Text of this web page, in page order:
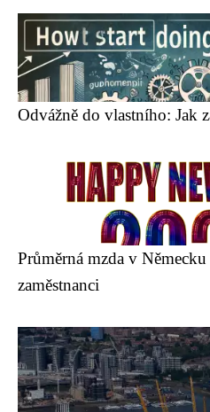
Odvážně do vlastního: Jak
Průměrná mzda v
zaměstnanci